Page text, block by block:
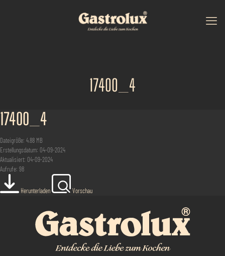
17400_4
17400_4
Dateigröße: 4.88 MB
Erstellungsdatum: 04-09-2024
Aktualisiert: 04-09-2024
Aufrufe: 98
Herunterladen Vorschau